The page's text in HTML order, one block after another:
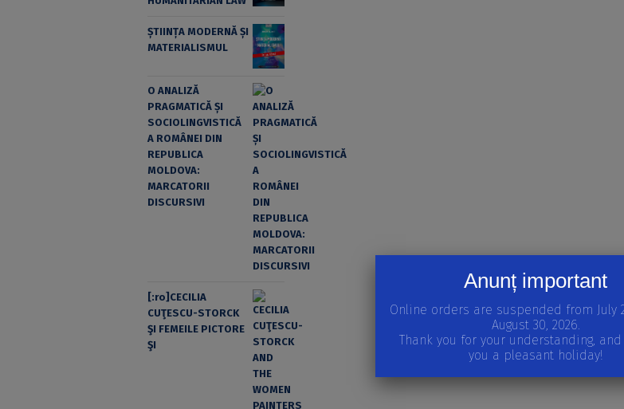
ȘTIINȚA MODERNĂ ȘI
MATERIALISMUL
O ANALIZĂ
PRAGMATICĂ ȘI
SOCIOLINGVISTICĂ
A ROMÂNEI DIN
REPUBLICA
MOLDOVA:
MARCATORII
DISCURSIVI
[:ro]CECILIA
CUŢESCU-STORCK
ŞI FEMEILE PICTORE
ŞI
Anunț important
Online orders are suspended from July
August 30, 2026.
Thank you for your understanding,
you a pleasant holiday!